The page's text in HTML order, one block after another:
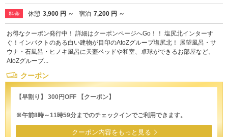
料金 休憩 3,900 円 ～ 宿泊 7,200 円 ～
お得なクーポン発行中！ 詳細はクーポンページへGo！！ 塩尻北インターす
ぐ！インパクトのある白い建物が目印のAtoZグループ塩尻北！ 展望風呂・サ
ウナ・石風呂・ヒノキ風呂に天蓋ベッドや和室、卓球ができるお部屋など、
AtoZグループ...
クーポン
【早割り】 300円OFF 【クーポン】
※午前8時～11時59分までのチェックインでご利用できます。
クーポン内容をもっと見る